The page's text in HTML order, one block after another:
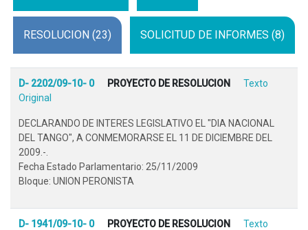
RESOLUCION (23) SOLICITUD DE INFORMES (8)
D- 2202/09-10- 0 PROYECTO DE RESOLUCION
Texto
Original
DECLARANDO DE INTERES LEGISLATIVO EL "DIA NACIONAL
DEL TANGO", A CONMEMORARSE EL 11 DE DICIEMBRE DEL
2009.-.
Fecha Estado Parlamentario: 25/11/2009
Bloque: UNION PERONISTA
D- 1941/09-10- 0 PROYECTO DE RESOLUCION
Texto